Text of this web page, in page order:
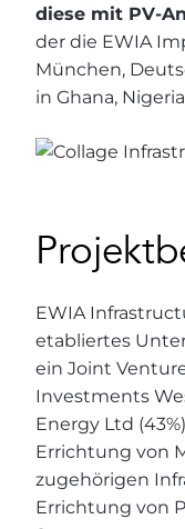
diese mit PV-
der die EWIA
München,
in Ghana,
EWIA
etabliertes
ein Joint
Investments
Energy Ltd
Errichtung von
zugehörigen
Errichtung von